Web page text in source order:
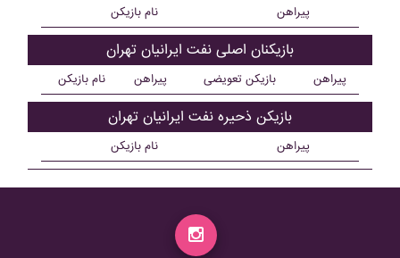
نام بازیکن پیراهن
بازیکنان اصلی نفت ايرانيان تهران
نام بازیکن پیراهن بازیکن تعویضی پیراهن
بازیکن ذحیره نفت ايرانيان تهران
نام بازیکن پیراهن